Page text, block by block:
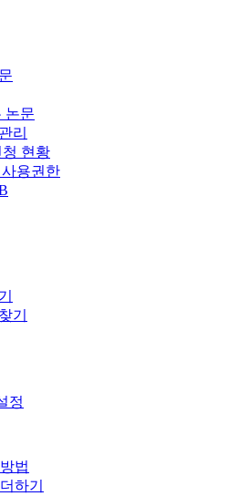
논문
리
청 현황
용권한
기
정
법
하기